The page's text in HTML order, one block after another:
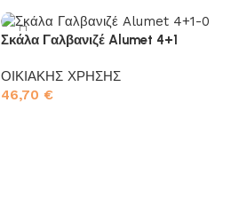
Σκάλα Γαλβανιζέ Alumet 4+1
ΟΙΚΙΑΚΗΣ ΧΡΗΣΗΣ
46,70€